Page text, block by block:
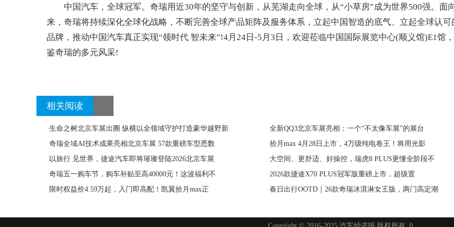
中国汽车，全球冠军。奇瑞用近30年的坚守与创新，从芜湖走向全球，从“小草房”成为世界500强。面
来，奇瑞将持续深化全球化战略，不断完善全球产品矩阵及服务体系，立起中国智造的底气、立起全球认可
品牌，推动中国汽车真正实现“领时代 智未来”!4月24日-5月3日，欢迎莅临中国国际展览中心(顺义馆)E1馆
鉴奇瑞的多元风采!
相关阅读
·生命之树北京车展出圈 纵横以全领域守护打造豪华越野新 ·全新QQ3北京车展亮相：一个“不太像车展”的展台
·奇瑞全域AI技术成果亮相北京车展 57款重磅车型悉数 ·拾月max 4月28日上市，4万级纯电卷王！将用光影
· 以旅行 见世界，捷途汽车即将璀璨登陆2026北京车展 · 大空间、更舒适、好操控，瑞虎8 PLUS更懂全阶段不
·奇瑞五一购车节，购车补贴至高40000元！这波福利不 ·2026款捷途X70 PLUS冠军版重磅上市，超级置
· 限时权益价4.59万起，入门即高配！凯翼拾月max正 ·春日出行OOTD｜26款奇瑞冰淇淋女王版，两门高定潮